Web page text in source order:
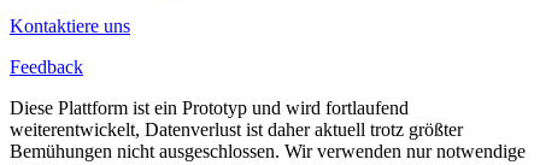
Kontaktiere uns
Feedback
Diese Plattform ist ein Prototyp und wird fortlaufend
weiterentwickelt, Datenverlust ist daher aktuell trotz größter
Bemühungen nicht ausgeschlossen. Wir verwenden nur notwendige